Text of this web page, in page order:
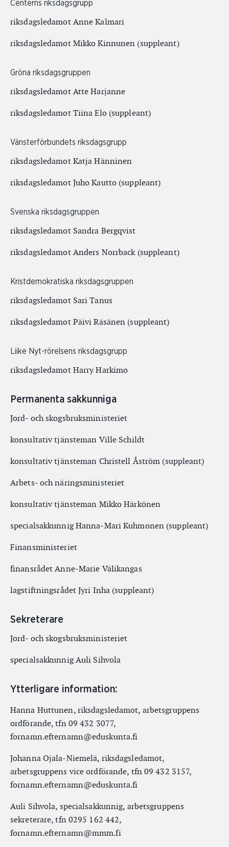
Centerns riksdagsgrupp
riksdagsledamot Anne Kalmari
riksdagsledamot Mikko Kinnunen (suppleant)
Gröna riksdagsgruppen
riksdagsledamot Atte Harjanne
riksdagsledamot Tiina Elo (suppleant)
Vänsterförbundets riksdagsgrupp
riksdagsledamot Katja Hänninen
riksdagsledamot Juho Kautto (suppleant)
Svenska riksdagsgruppen
riksdagsledamot Sandra Bergqvist
riksdagsledamot Anders Norrback (suppleant)
Kristdemokratiska riksdagsgruppen
riksdagsledamot Sari Tanus
riksdagsledamot Päivi Räsänen (suppleant)
Liike Nyt-rörelsens riksdagsgrupp
riksdagsledamot Harry Harkimo
Permanenta sakkunniga
Jord- och skogsbruksministeriet
konsultativ tjänsteman Ville Schildt
konsultativ tjänsteman Christell Åström (suppleant)
Arbets- och näringsministeriet
konsultativ tjänsteman Mikko Härkönen
specialsakkunnig Hanna-Mari Kuhmonen (suppleant)
Finansministeriet
finansrådet Anne-Marie Välikangas
lagstiftningsrådet Jyri Inha (suppleant)
Sekreterare
Jord- och skogsbruksministeriet
specialsakkunnig Auli Sihvola
Ytterligare information:
Hanna Huttunen, riksdagsledamot, arbetsgruppens
ordförande, tfn 09 432 3077,
fornamn.efternamn@eduskunta.fi
Johanna Ojala-Niemelä, riksdagsledamot,
arbetsgruppens vice ordförande, tfn 09 432 3157,
fornamn.efternamn@eduskunta.fi
Auli Sihvola, specialsakkunnig, arbetsgruppens
sekreterare, tfn 0295 162 442,
fornamn.efternamn@mmm.fi